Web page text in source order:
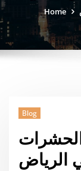
Home
Blog
الحشرات
الرياض